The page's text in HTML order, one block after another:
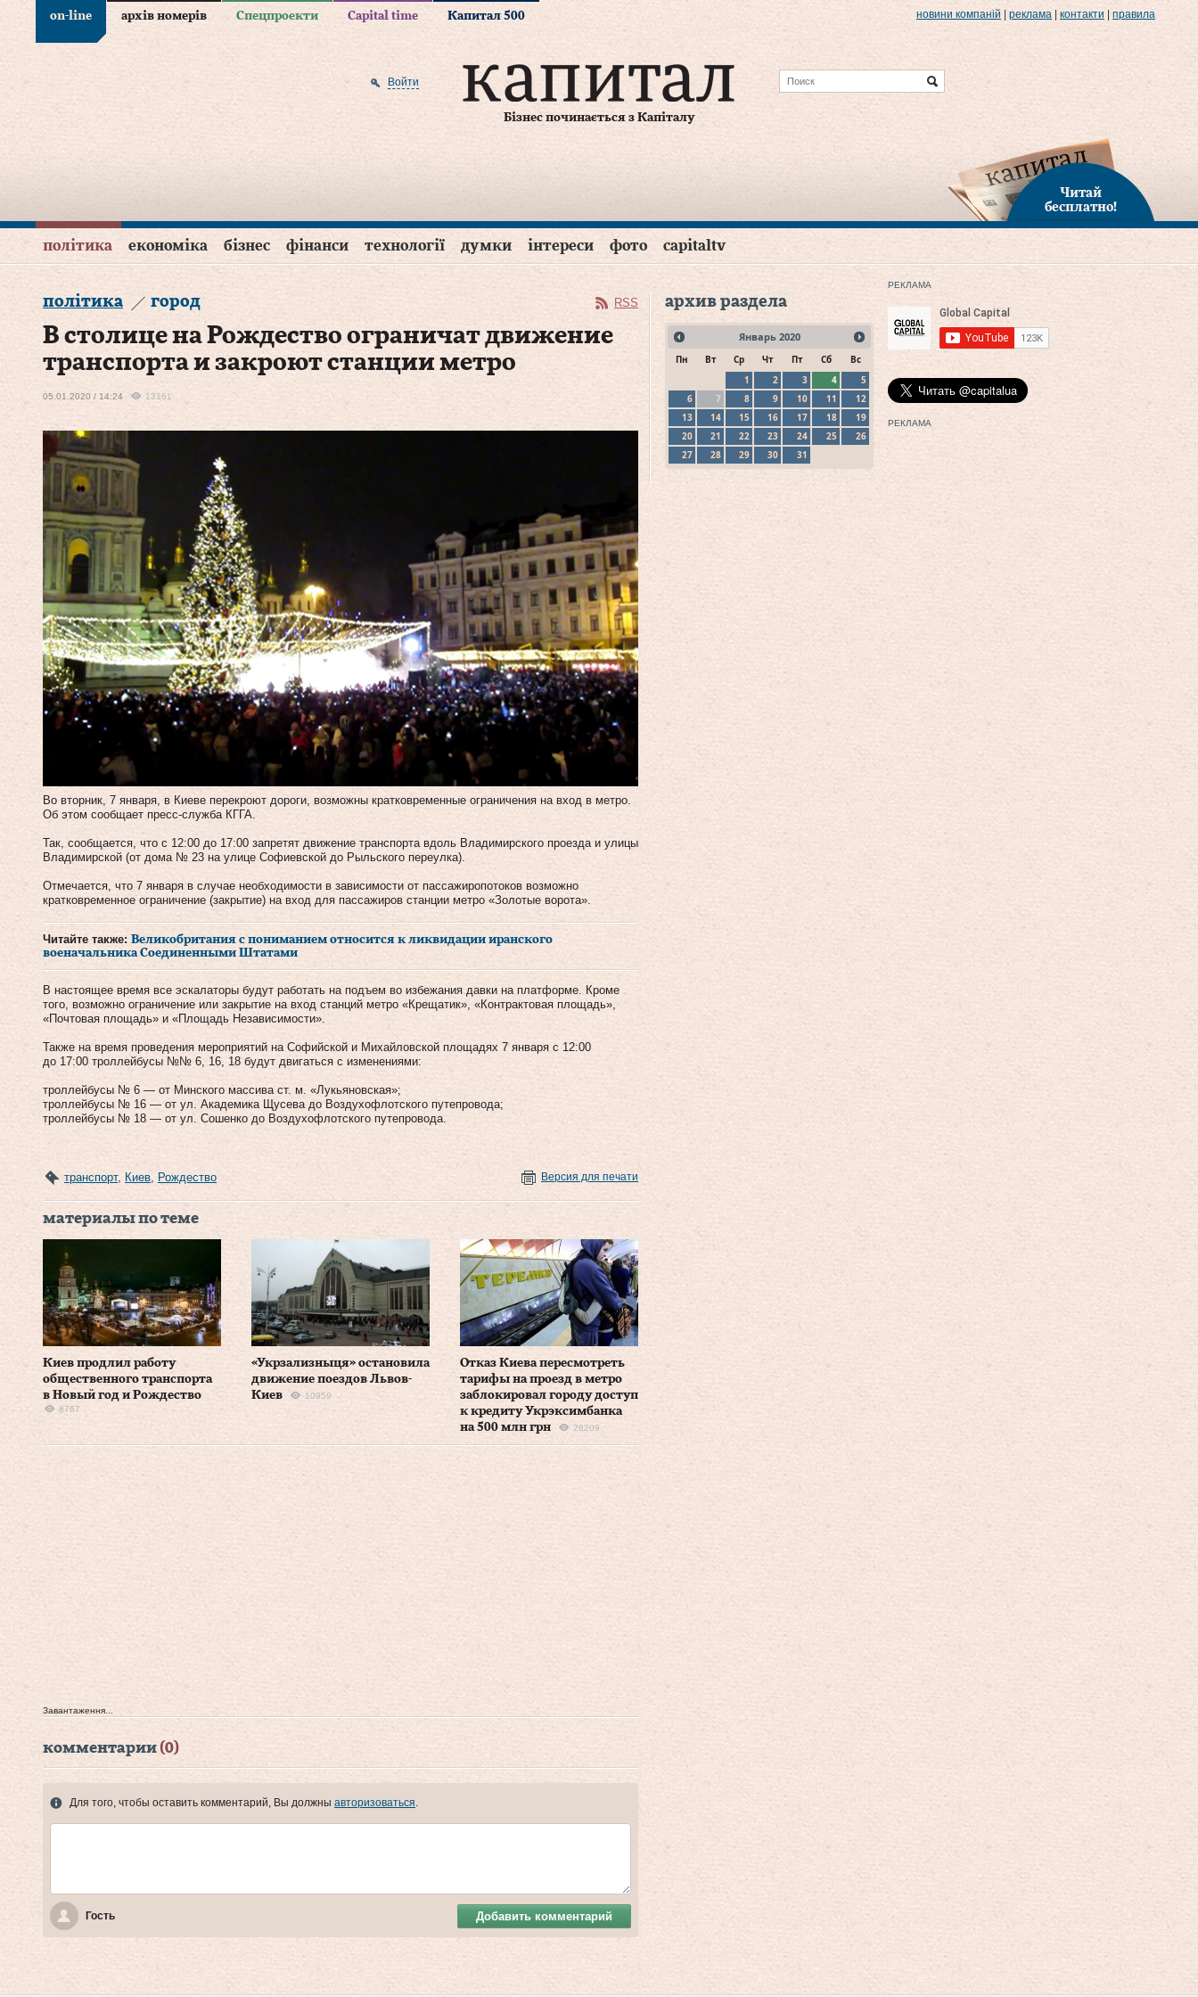
on-line архів номерів Спецпроекти Capital time Капитал 500 новини компаній реклама контакти правила
Бізнес починається з Капіталу
Войти
Читай
бесплатно!
політика економіка бізнес фінанси технології думки інтереси фото capitaltv
політика город RSS
В столице на Рождество ограничат движение
транспорта и закроют станции метро
05.01.2020 / 14:24 13161
Во вторник, 7 января, в Киеве перекроют дороги, возможны кратковременные ограничения на вход в метро.
Об этом сообщает пресс-служба КГГА.
Так, сообщается, что с 12:00 до 17:00 запретят движение транспорта вдоль Владимирского проезда и улицы
Владимирской (от дома № 23 на улице Софиевской до Рыльского переулка).
Отмечается, что 7 января в случае необходимости в зависимости от пассажиропотоков возможно
кратковременное ограничение (закрытие) на вход для пассажиров станции метро «Золотые ворота».
Читайте также: Великобритания с пониманием относится к ликвидации иранского
военачальника Соединенными Штатами
В настоящее время все эскалаторы будут работать на подъем во избежания давки на платформе. Кроме
того, возможно ограничение или закрытие на вход станций метро «Крещатик», «Контрактовая площадь»,
«Почтовая площадь» и «Площадь Независимости».
Также на время проведения мероприятий на Софийской и Михайловской площадях 7 января с 12:00
до 17:00 троллейбусы №№ 6, 16, 18 будут двигаться с изменениями:
троллейбусы № 6 — от Минского массива ст. м. «Лукьяновская»;
троллейбусы № 16 — от ул. Академика Щусева до Воздухофлотского путепровода;
троллейбусы № 18 — от ул. Сошенко до Воздухофлотского путепровода.
транспорт, Киев Рождество Версия для печати
материалы по теме
Киев продлил работу
общественного транспорта
в Новый год и Рождество
8767
«Укрзализныця» остановила
движение поездов Львов-
Киев
10959
Отказ Киева пересмотреть
тарифы на проезд в метро
заблокировал городу доступ
к кредиту Укрэксимбанка
на 500 млн грн
28209
Завантаження...
комментарии (0)
Для того, чтобы оставить комментарий, Вы должны авторизоваться
Гость Добавить комментарий
архив раздела
Январь 2020
Пн Вт Ср Чт Пт Сб
Вс
1
2 3 4
5
6
7 8 9 10 11
12
13
14 15 16 17 18
19
20
21 22 23 24 25
26
27
28 29 30 31
РЕКЛАМА
РЕКЛАМА